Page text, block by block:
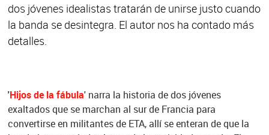
dos jóvenes idealistas tratarán de unirse justo cuando
la banda se desintegra. El autor nos ha contado más
detalles.
'Hijos de la fábula' narra la historia de dos jóvenes
exaltados que se marchan al sur de Francia para
convertirse en militantes de ETA, allí se enteran de que la